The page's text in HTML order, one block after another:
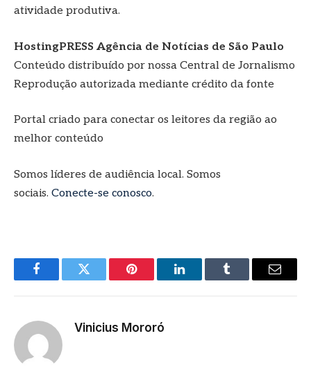
atividade produtiva.
HostingPRESS Agência de Notícias de São Paulo
Conteúdo distribuído por nossa Central de Jornalismo
Reprodução autorizada mediante crédito da fonte
Portal criado para conectar os leitores da região ao
melhor conteúdo
Somos líderes de audiência local. Somos
sociais. Conecte-se conosco.
FacebookTwitter Pinterest LinkedInTumblr
E-
Vinicius Mororó